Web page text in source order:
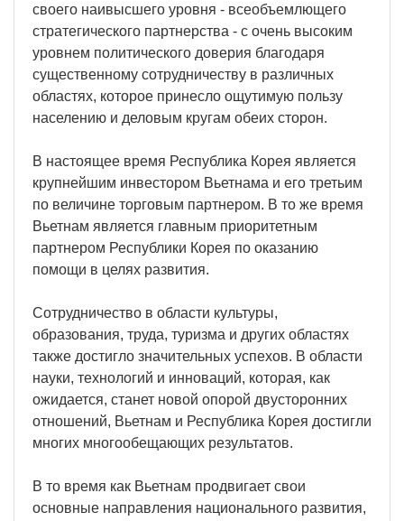
своего наивысшего уровня - всеобъемлющего
стратегического партнерства - с очень высоким
уровнем политического доверия благодаря
существенному сотрудничеству в различных
областях, которое принесло ощутимую пользу
населению и деловым кругам обеих сторон.
В настоящее время Республика Корея является
крупнейшим инвестором Вьетнама и его третьим
по величине торговым партнером. В то же время
Вьетнам является главным приоритетным
партнером Республики Корея по оказанию
помощи в целях развития.
Сотрудничество в области культуры,
образования, труда, туризма и других областях
также достигло значительных успехов. В области
науки, технологий и инноваций, которая, как
ожидается, станет новой опорой двусторонних
отношений, Вьетнам и Республика Корея достигли
многих многообещающих результатов.
В то время как Вьетнам продвигает свои
основные направления национального развития,